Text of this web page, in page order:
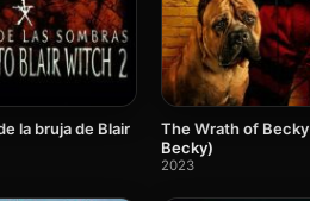
la bruja de Blair
The Wrath of Becky
Becky)
2023